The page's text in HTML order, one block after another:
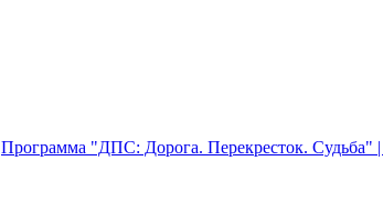
Программа "ДПС: Дорога. Перекресток. Судьба" |